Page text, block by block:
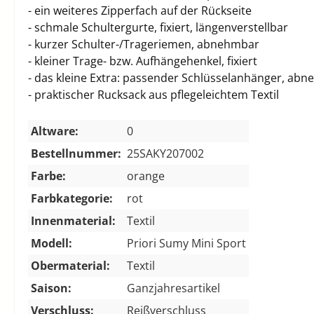
- ein weiteres Zipperfach auf der Rückseite
- schmale Schultergurte, fixiert, längenverstellbar
- kurzer Schulter-/Trageriemen, abnehmbar
- kleiner Trage- bzw. Aufhängehenkel, fixiert
- das kleine Extra: passender Schlüsselanhänger,
- praktischer Rucksack aus pflegeleichtem Textil
Altware:
0
Bestellnummer: 25SAKY207002
Farbe:
orange
Farbkategorie:
rot
Innenmaterial:
Textil
Modell:
Priori Sumy Mini Sport
Obermaterial:
Textil
Saison:
Ganzjahresartikel
Verschluss:
Reißverschluss